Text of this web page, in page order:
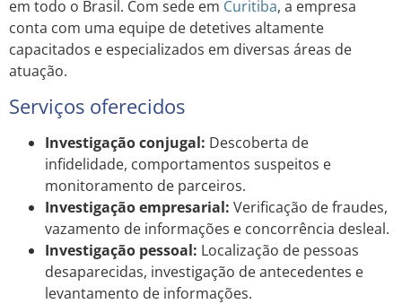
em todo o Brasil. Com sede em Curitiba, a empresa
conta com uma equipe de detetives altamente
capacitados e especializados em diversas áreas de
atuação.
Serviços oferecidos
Investigação conjugal: Descoberta de
infidelidade, comportamentos suspeitos e
monitoramento de parceiros.
Investigação empresarial: Verificação de fraudes,
vazamento de informações e concorrência desleal.
Investigação pessoal: Localização de pessoas
desaparecidas, investigação de antecedentes e
levantamento de informações.